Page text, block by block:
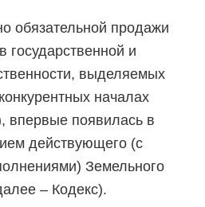
обязательной продажи
государственной и
выделяемых
началах
впервые появилась в
действующего (с
Земельного
– Кодекс).